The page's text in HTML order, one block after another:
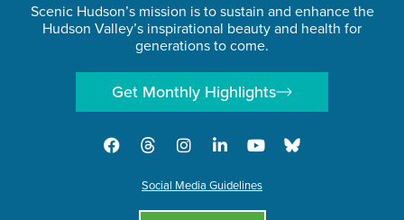
Scenic Hudson’s mission is to sustain and enhance the
Hudson Valley’s inspirational beauty and health for
generations to come.
Get Monthly Highlights
Social Media Guidelines